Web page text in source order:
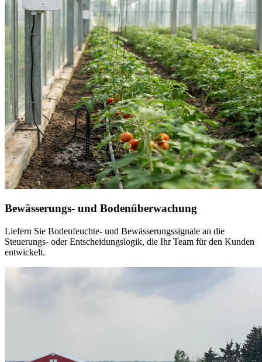
Bewässerungs- und Bodenüberwachung
Liefern Sie Bodenfeuchte- und Bewässerungssignale an die
Steuerungs- oder Entscheidungslogik, die Ihr Team für den Kunden
entwickelt.